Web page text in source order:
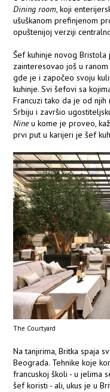
Dining room, koji
ušuškanom prefinjenom
opuštenijoj verziji
Šef kuhinje novog
zainteresovao još u
gde je i započeo svoju
kuhinje. Svi šefovi sa
Francuzi tako da je od njih
Srbiju i završio
Nineu kome je proveo,
prvi put u karijeri je šef
The Courtyard
Na tanjirima, Britka spaja
Beograda. Tehnike koje
francuskoj školi - u jelima
šef koristi - ali, ukus je u